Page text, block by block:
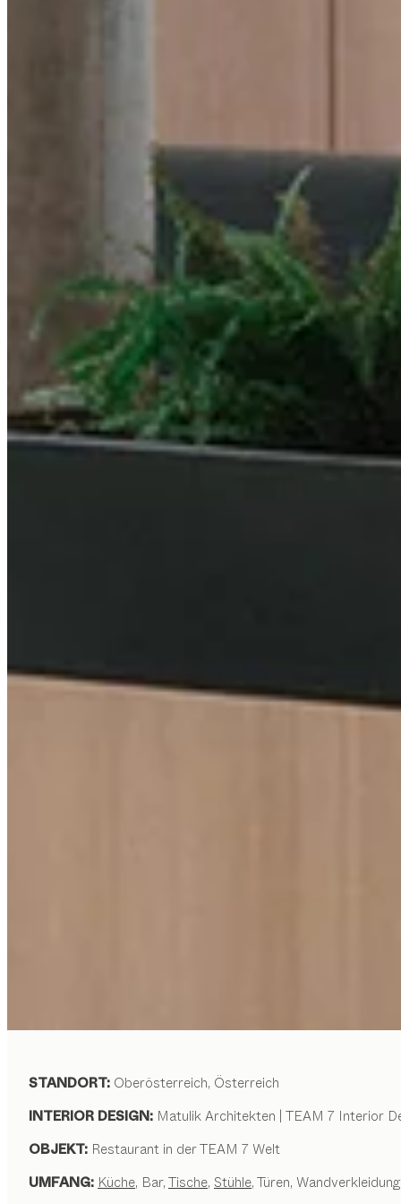
STANDORT: Oberösterreich, Österreich
INTERIOR DESIGN: Matulik Architekten | TEAM 7 Interior
OBJEKT: Restaurant in der TEAM 7 Welt
UMFANG: Küche, Bar,Tische, Stühle, Türen,